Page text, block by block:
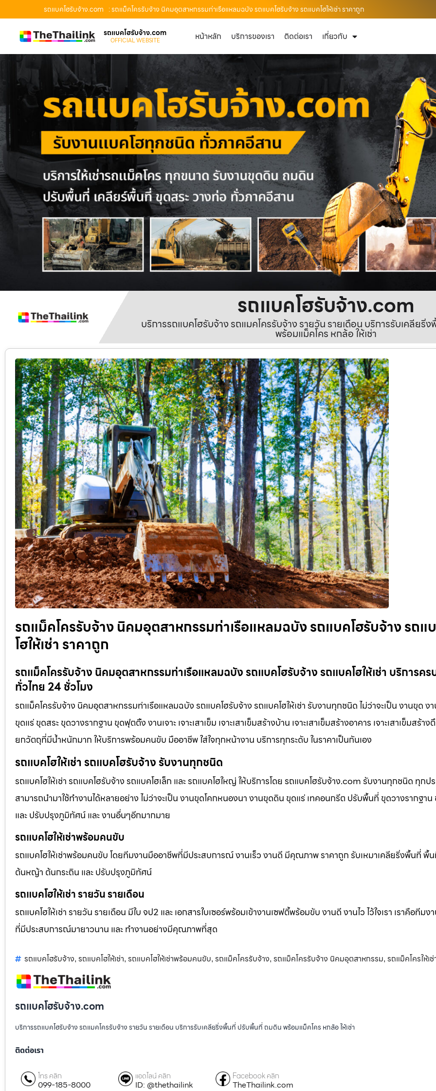
รถแบคโฮรับจ้าง.com : รถแม็คโครรับจ้าง นิคมอุตสาหกรรมท่าเรือแหลมฉบัง รถแบคโฮรับจ้าง รถแบคโฮให้เช่า ราคาถูก
รถแบคโฮรับจ้าง.com
OFFICIAL WEBSITE หน้าหลัก บริการของเรา ติดต่อเรา เกี่ยวกับ
รถแบคโฮรับจ้าง.com
บริการรถแบคโฮรับจ้าง รถแมคโครรับจ้าง รายวัน รายเดือน บริการรับเคลีย
พร้อมแม็คโคร หกล้อ ให้เช่า
รถแม็คโครรับจ้าง นิคมอุตสาหกรรมท่าเรือแหลมฉบัง รถแบคโฮรับจ้าง รถแ
โฮให้เช่า ราคาถูก
รถแม็คโครรับจ้าง นิคมอุตสาหกรรมท่าเรือแหลมฉบัง รถแบคโฮรับจ้าง รถแบคโฮให้เช่า บริการค
ทั่วไทย 24 ชั่วโมง
รถแม็คโครรับจ้าง นิคมอุตสาหกรรมท่าเรือแหลมฉบัง รถแบคโฮรับจ้าง รถแบคโฮให้เช่า รับงานทุกชนิด ไม่ว่าจะเป็น งานขุด ง
ขุดแร่ ขุดสระ ขุดวางรากฐาน ขุดฟุตติ้ง งานเจาะ เจาะเสาเข็ม เจาะเสาเข็มสร้างบ้าน เจาะเสาเข็มสร้างอาคาร เจาะเสาเข็มสร้าง
ยกวัตถุที่มีน้ำหนักมาก ให้บริการพร้อมคนขับ มืออาชีพ ใส่ใจทุกหน้างาน บริการทุกระดับ ในราคาเป็นกันเอง
รถแบคโฮให้เช่า รถแบคโฮรับจ้าง รับงานทุกชนิด
รถแบคโฮให้เช่า รถแบคโฮรับจ้าง รถแบคโฮเล็ก และ รถแบคโฮใหญ่ ให้บริการโดย รถแบคโฮรับจ้าง.com รับงานทุกชนิด ทุกปร
สามารถนำมาใช้ทำงานได้หลายอย่าง ไม่ว่าจะเป็น งานขุดโคกหนองนา งานขุดดิน ขุดแร่ เทคอนกรีต ปรับพื้นที่ ขุดวางรากฐา
และ ปรับปรุงภูมิทัศน์ และ งานอื่นๆอีกมากมาย
รถแบคโฮให้เช่าพร้อมคนขับ
รถแบคโฮให้เช่าพร้อมคนขับ โดยทีมงานมืออาชีพที่มีประสบการณ์ งานเร็ว งานดี มีคุณภาพ ราคาถูก รับเหมาเคลียริ่งพื้นที่ พื้
ต้นหญ้า ต้นกระถิน และ ปรับปรุงภูมิทัศน์
รถแบคโฮให้เช่า รายวัน รายเดือน
รถแบคโฮให้เช่า รายวัน รายเดือน มีใบ จป2 และ เอกสารใบเซอร์พร้อมเข้างานเซฟตี้พร้อมขับ งานดี งานไว ไว้ใจเรา เราคือทีม
ที่มีประสบการณ์มายาวนาน และ ทำงานอย่างมีคุณภาพที่สุด
รถแบคโฮรับจ้าง, รถแบคโฮให้เช่า, รถแบคโฮให้เช่าพร้อมคนขับ, รถแม็คโครรับจ้าง, รถแม็คโครรับจ้าง นิคมอุตสาหกรรม, รถแม็คโครให้เช่
รถแบคโฮรับจ้าง.com
บริการรถแบคโฮรับจ้าง รถแมคโครรับจ้าง รายวัน รายเดือน บริการรับเคลียริ่งพื้นที่ ปรับพื้นที่ ถมดิน พร้อมแม็คโคร หกล้อ ให้เช่า
ติดต่อเรา
โทร คลิก
099-185-8000
แอดไลน์ คลิก
ID: @thethailink
Facebook คลิก
TheThailink.com